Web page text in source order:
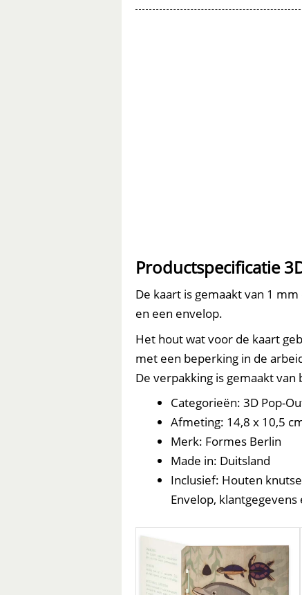
Dolphin
Productspecificatie
De kaart is gemaakt van 1
en een envelop.
Het hout wat voor de kaart
met een beperking in de
De verpakking is gemaakt
Categorieën: 3D Pop-
Afmeting: 14,8 x 10,5
Merk: Formes Berlin
Made in: Duitsland
Inclusief: Houten
Envelop,